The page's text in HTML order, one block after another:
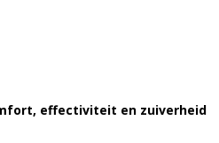
effectiviteit en zuiverheid